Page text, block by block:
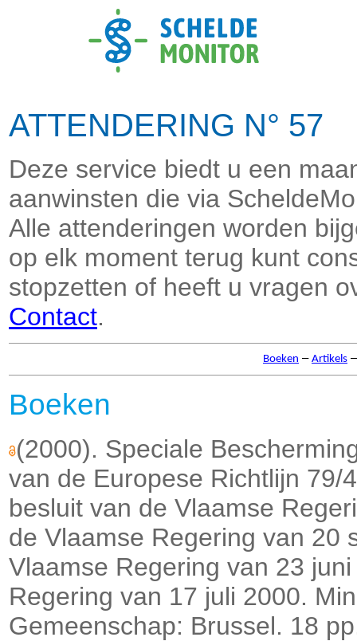
ATTENDERING N°
Deze service biedt u een
aanwinsten die via
Alle attenderingen worden
op elk moment terug kunt
stopzetten of heeft u vragen
Contact.
Boeken – Artikels
Boeken
(2000). Speciale
van de Europese Richtlijn 79/
besluit van de Vlaamse
de Vlaamse Regering van 20
Vlaamse Regering van 23
Regering van 17 juli 2000.
Gemeenschap: Brussel. 18